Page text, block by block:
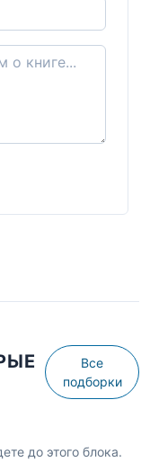
Все
подборки
до этого блока.